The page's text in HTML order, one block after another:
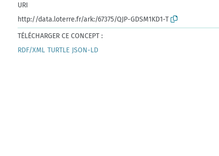
URI
http://data.loterre.fr/ark:/67375/QJP-GDSM1KD1-T
TÉLÉCHARGER CE CONCEPT :
RDF/XML TURTLE JSON-LD